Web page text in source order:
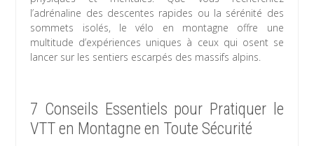
l’adrénaline des descentes rapides ou la sérénité des
sommets isolés, le vélo en montagne offre une
multitude d’expériences uniques à ceux qui osent se
lancer sur les sentiers escarpés des massifs alpins.
7 Conseils Essentiels pour Pratiquer le
VTT en Montagne en Toute Sécurité